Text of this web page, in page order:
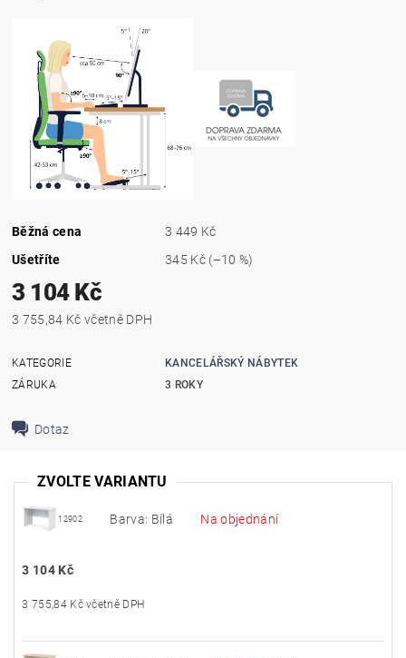
Běžná cena
3 449 Kč
Ušetříte
345 Kč (–10 %)
3 104 Kč
3 755,84 Kč včetně DPH
KATEGORIE
KANCELÁŘSKÝ NÁBYTEK
ZÁRUKA
3 ROKY
Dotaz
ZVOLTE VARIANTU
12902 Barva: Bílá Na objednání
3 104 Kč
3 755,84 Kč včetně DPH